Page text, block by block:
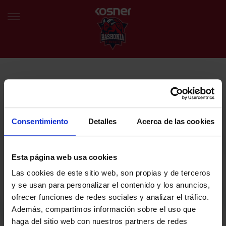
Consentimiento Detalles Acerca de las cookies
Esta página web usa cookies
Las cookies de este sitio web, son propias y de terceros
y se usan para personalizar el contenido y los anuncios,
ofrecer funciones de redes sociales y analizar el tráfico.
Además, compartimos información sobre el uso que
haga del sitio web con nuestros partners de redes
BERRIAK
SARRERAK
ABONATUAK
EGUTEGIA
Egin bat gure harmaila birtualarekin eta izan lehena klubaren
azken albiste eta promozioen berri izaten.
Baskoniaren Pribatutasun politika irakurri eta onartzen dut eta
Baskoniaren jarduerei, produktuei, zerbitzuei, lehiaketei, eskaintzei
eta/edo sustapenei buruzko komunikazio elektronikoak jaso nahi ditut.
DENDA OFIZIALA BASKONIA
SARRERAK